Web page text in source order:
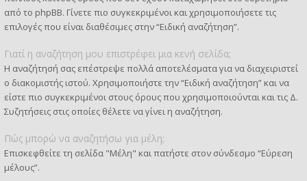
από το phpBB. Γίνετε πιο συγκεκριμένοι και χρησιμοποιήσετε τις
επιλογές που είναι διαθέσιμες στην “Ειδική αναζήτηση”.
Γιατί η αναζήτηση μου επιστρέφει μια κενή σελίδα;
Η αναζήτησή σας επέστρεψε πολλά αποτελέσματα για να διαχειριστεί
ο διακομιστής ιστού. Χρησιμοποιήστε την “Ειδική αναζήτηση” και να
είστε πιο συγκεκριμένοι στους όρους που χρησιμοποιούνται και τις Δ.
Συζητήσεις στις οποίες θέλετε να γίνει η αναζήτηση.
Πώς μπορώ να αναζητήσω για μέλη;
Επισκεφθείτε τη σελίδα "Μέλη" και πατήστε στον σύνδεσμο “Εύρεση
μέλους”.